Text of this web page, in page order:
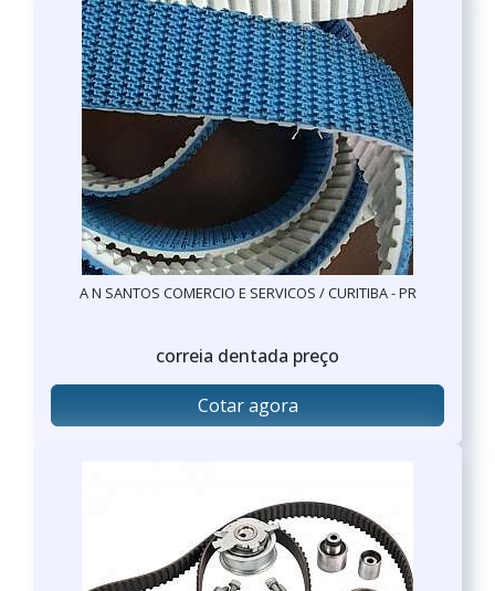
A N SANTOS COMERCIO E SERVICOS / CURITIBA - PR
correia dentada preço
Cotar agora